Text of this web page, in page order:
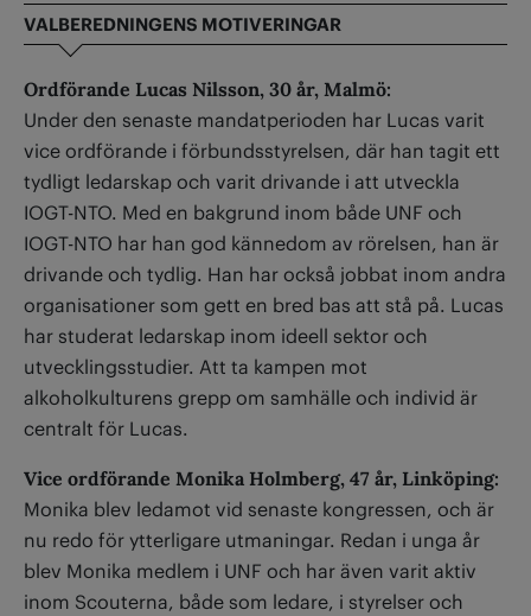
VALBEREDNINGENS MOTIVERINGAR
Ordförande Lucas Nilsson, 30 år, Malmö:
Under den senaste mandatperioden har Lucas varit
vice ordförande i förbundsstyrelsen, där han tagit ett
tydligt ledarskap och varit drivande i att utveckla
IOGT-NTO. Med en bakgrund inom både UNF och
IOGT-NTO har han god kännedom av rörelsen, han är
drivande och tydlig. Han har också jobbat inom andra
organisationer som gett en bred bas att stå på. Lucas
har studerat ledarskap inom ideell sektor och
utvecklingsstudier. Att ta kampen mot
alkoholkulturens grepp om samhälle och individ är
centralt för Lucas.
Vice ordförande Monika Holmberg, 47 år, Linköping:
Monika blev ledamot vid senaste kongressen, och är
nu redo för ytterligare utmaningar. Redan i unga år
blev Monika medlem i UNF och har även varit aktiv
inom Scouterna, både som ledare, i styrelser och